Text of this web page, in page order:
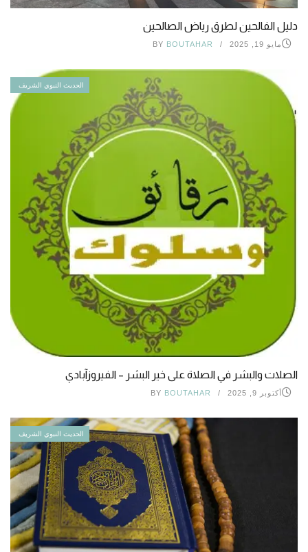
دليل الفالحين لطرق رياض الصالحين
مايو 19, 2025 BY BOUTAHAR
الحديث النبوي الشريف
الصلات والبشر في الصلاة على خير البشر – الفيروزآبادي
أكتوبر 9, 2025 BY BOUTAHAR
الحديث النبوي الشريف